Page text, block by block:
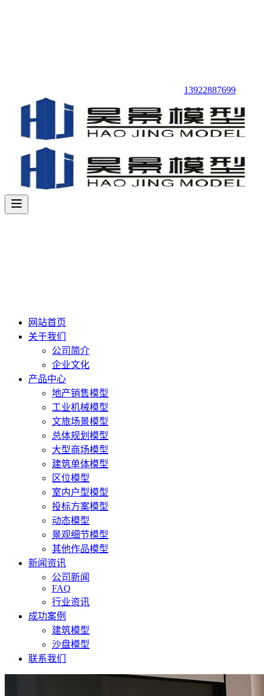
13922887699
网站首页
关于我们
公司简介
企业文化
产品中心
地产销售模型
工业机械模型
文旅场景模型
总体规划模型
大型商场模型
建筑单体模型
区位模型
室内户型模型
投标方案模型
动态模型
景观细节模型
其他作品模型
新闻资讯
公司新闻
FAQ
行业资讯
成功案例
建筑模型
沙盘模型
联系我们